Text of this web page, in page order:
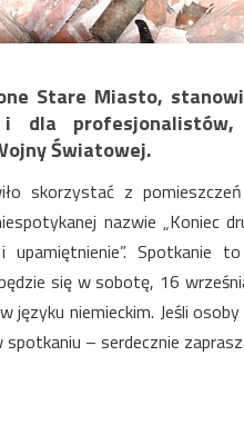
Stare Miasto,
profesjonalistów,
Światowej.
skorzystać z
nazwie „Koniec
Spotkanie
się w sobotę, 16
języku niemieckim. Jeśli
spotkaniu – serdecznie